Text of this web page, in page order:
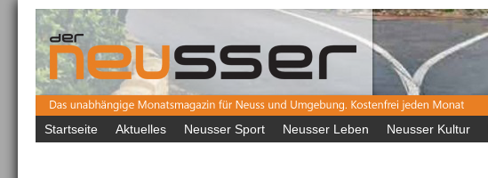
Startseite Aktuelles Neusser Sport Neusser Leben Neusser Kultur